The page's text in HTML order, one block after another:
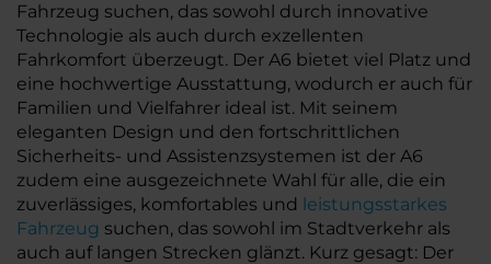
Fahrzeug suchen, das sowohl durch innovative
Technologie als auch durch exzellenten
Fahrkomfort überzeugt. Der A6 bietet viel Platz und
eine hochwertige Ausstattung, wodurch er auch für
Familien und Vielfahrer ideal ist. Mit seinem
eleganten Design und den fortschrittlichen
Sicherheits- und Assistenzsystemen ist der A6
zudem eine ausgezeichnete Wahl für alle, die ein
zuverlässiges, komfortables und leistungsstarkes
Fahrzeug suchen, das sowohl im Stadtverkehr als
auch auf langen Strecken glänzt. Kurz gesagt: Der